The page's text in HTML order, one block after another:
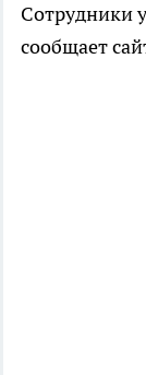
Сотрудники
сообщает